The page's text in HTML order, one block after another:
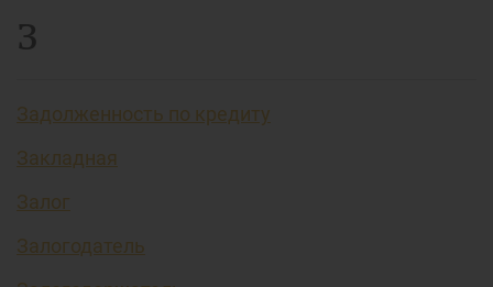
З
Задолженность по кредиту
Закладная
Залог
Залогодатель